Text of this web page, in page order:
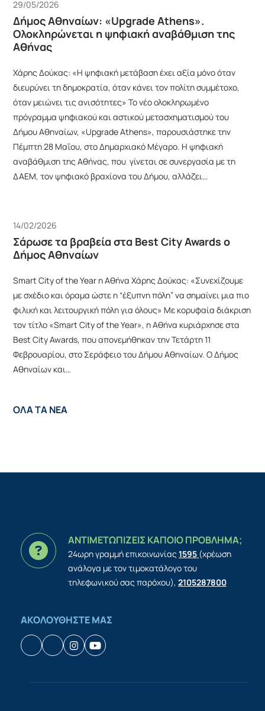
29/05/2026
Δήμος Αθηναίων: «Upgrade Athens».
Ολοκληρώνεται η ψηφιακή αναβάθμιση της
Αθήνας
Χάρης Δούκας: «Η ψηφιακή μετάβαση έχει αξία μόνο όταν
διευρύνει τη δημοκρατία, όταν κάνει τον πολίτη συμμέτοχο,
όταν μειώνει τις ανισότητες» Το νέο ολοκληρωμένο
πρόγραμμα ψηφιακού και αστικού μετασχηματισμού του
Δήμου Αθηναίων, «Upgrade Athens», παρουσιάστηκε την
Πέμπτη 28 Μαΐου, στο Δημαρχιακό Μέγαρο. Η ψηφιακή
αναβάθμιση της Αθήνας, που γίνεται σε συνεργασία με τη
ΔΑΕΜ, τον ψηφιακό βραχίονα του Δήμου, αλλάζει…
14/02/2026
Σάρωσε τα βραβεία στα Best City Awards o
Δήμος Αθηναίων
Smart City of the Year η Αθήνα Χάρης Δούκας: «Συνεχίζουμε
με σχέδιο και όραμα ώστε η “έξυπνη πόλη” να σημαίνει μια πιο
φιλική και λειτουργική πόλη για όλους» Mε κορυφαία διάκριση
τον τίτλο «Smart City of the Year», η Αθήνα κυριάρχησε στα
Best City Awards, που απονεμήθηκαν την Τετάρτη 11
Φεβρουαρίου, στο Σεράφειο του Δήμου Αθηναίων. Ο Δήμος
Αθηναίων και…
ΟΛΑ ΤΑ ΝΕΑ
ΑΝΤΙΜΕΤΩΠΙΖΕΙΣ ΚΑΠΟΙΟ ΠΡΟΒΛΗΜΑ;
24ωρη γραμμή επικοινωνίας 1595 (χρέωση
ανάλογα με τον τιμοκατάλογο του
τηλεφωνικού σας παρόχου), 2105287800
ΑΚΟΛΟΥΘΗΣΤΕ ΜΑΣ
Facebook
HouzzInstagram
YouTube